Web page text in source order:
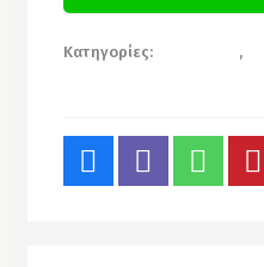
Κατηγορίες: ,